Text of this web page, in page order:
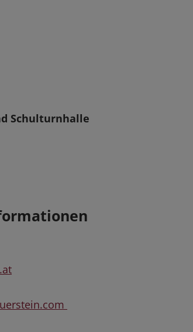
Schulturnhalle